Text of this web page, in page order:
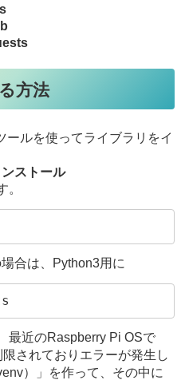
方法
ールを使ってライブラリをイ
ストール
。
合は、Python3用に
最近のRaspberry Pi OSで
限されておりエラーが発生し
）」を作って、その中に